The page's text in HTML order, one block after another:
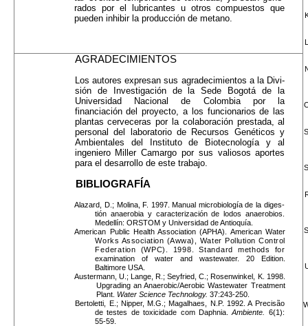
rados por el lubricantes u otros compuestos que
pue­den inhibir la producción de metano.
AGRADECIMIENTOS
Los autores expresan sus agradecimientos a la Divi­
sión de Investigación de la Sede Bogotá de la
Univer­sidad Nacional de Colombia por la
financiación del proyecto, a los funcionarios de las
plantas cerveceras por la colaboración prestada, al
personal del laborato­rio de Recursos Genéticos y
Ambientales del Instituto de Biotecnología y al
ingeniero Miller Camargo por sus valiosos aportes
para el desarrollo de este trabajo.
BIBLIOGRAFÍA
Alazard, D.; Molina, F. 1997. Manual microbiología de la diges­
tión anaerobia y caracterización de lodos anaerobios.
Medellín: ORSTOM y Universidad de Antioquía.
American Public Health Association (APHA). American Water
Works Association (Awwa), Water Pollution Control
Federation (WPC). 1998. Standard methods for
examination of water and wastewater. 20 Edition.
Baltimore USA.
Austermann, U.; Lange, R.; Seyfried, C.; Rosenwinkel, K. 1998.
Upgrading an Anaerobic/Aerobic Wastewater Treatment
Plant. Water Science Technology. 37:243-250.
Bertoletti, E.; Nipper, M.G.; Magalhaes, N.P. 1992. A Precisão
de testes de toxicidade com Daphnia.Ambiente. 6(1):
55-59.